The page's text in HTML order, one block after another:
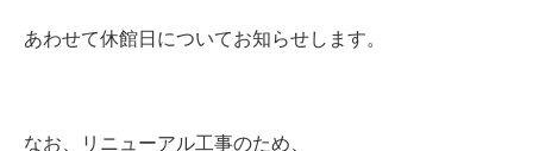
あわせて休館日についてお知らせします。
なお、リニューアル工事のため、